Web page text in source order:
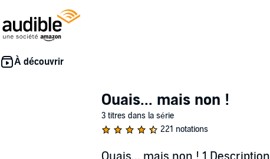
Ouais... mais non !
3 titres dans la série
221 notations